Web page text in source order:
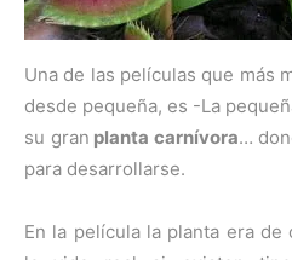
Una de las películas que más
desde pequeña, es -La
su gran planta carnívora…
para desarrollarse.
En la película la planta era